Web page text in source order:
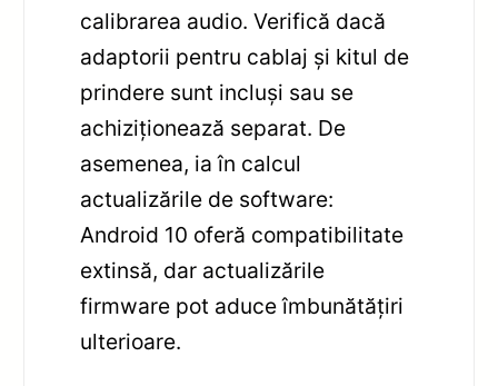
calibrarea audio. Verifică dacă
adaptorii pentru cablaj și kitul de
prindere sunt incluși sau se
achiziționează separat. De
asemenea, ia în calcul
actualizările de software:
Android 10 oferă compatibilitate
extinsă, dar actualizările
firmware pot aduce îmbunătățiri
ulterioare.